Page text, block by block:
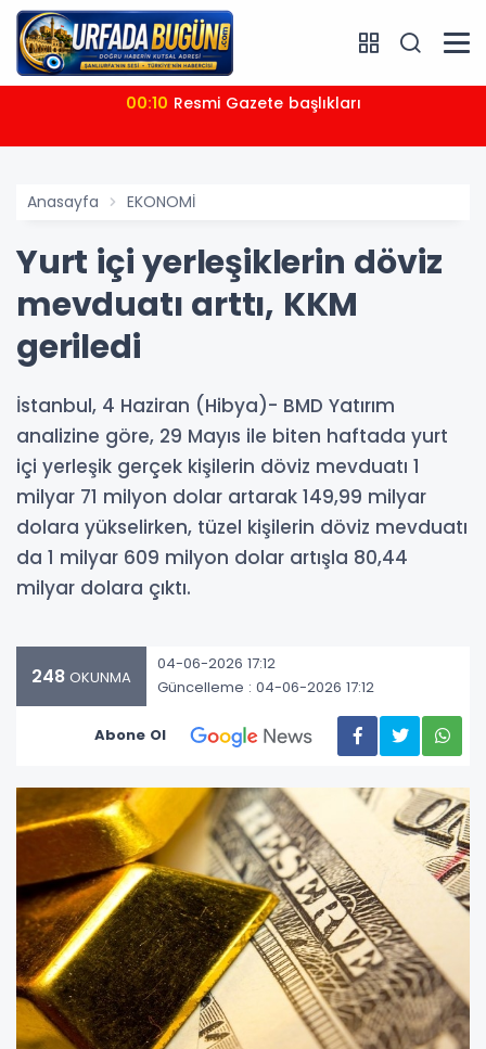
00:10 Resmi Gazete başlıkları
Anasayfa EKONOMİ
Yurt içi yerleşiklerin döviz
mevduatı arttı, KKM
geriledi
İstanbul, 4 Haziran (Hibya)- BMD Yatırım
analizine göre, 29 Mayıs ile biten haftada yurt
içi yerleşik gerçek kişilerin döviz mevduatı 1
milyar 71 milyon dolar artarak 149,99 milyar
dolara yükselirken, tüzel kişilerin döviz mevduatı
da 1 milyar 609 milyon dolar artışla 80,44
milyar dolara çıktı.
248 OKUNMA
04-06-2026 17:12
Güncelleme : 04-06-2026 17:12
Abone Ol